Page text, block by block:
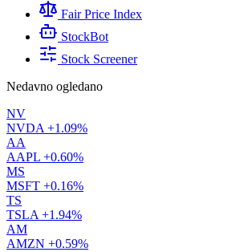
Fair Price Index
StockBot
Stock Screener
Nedavno ogledano
NV
NVDA +1.09%
AA
AAPL +0.60%
MS
MSFT +0.16%
TS
TSLA +1.94%
AM
AMZN +0.59%